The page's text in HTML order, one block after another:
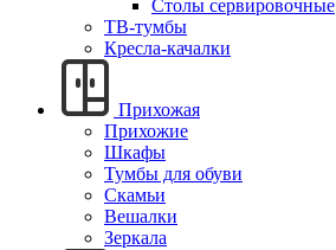
Столы сервировочные
ТВ-тумбы
Кресла-качалки
Прихожая
Прихожие
Шкафы
Тумбы для обуви
Скамьи
Вешалки
Зеркала